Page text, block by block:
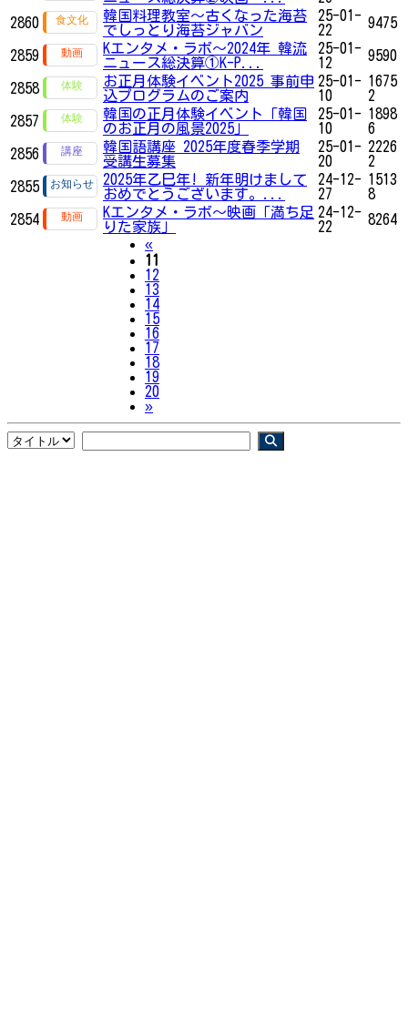
2860
韓国料理教室～古くなった海苔
でしっとり海苔ジャバン
25-01-
22
9475
2859
Kエンタメ・ラボ～2024年 韓流
ニュース総決算①K-P...
25-01-
12
9590
2858
お正月体験イベント2025 事前申
込プログラムのご案内
25-01-
10
1675
2
2857
韓国の正月体験イベント「韓国
のお正月の風景2025」
25-01-
10
1898
6
2856
韓国語講座 2025年度春季学期
受講生募集
25-01-
20
2226
2
2855
2025年乙巳年! 新年明けまして
おめでとうございます。...
24-12-
27
1513
8
2854
Kエンタメ・ラボ～映画「満ち足
りた家族」
24-12-
22
8264
«Previous
11
12
13
14
15
16
17
18
19
20
»Next